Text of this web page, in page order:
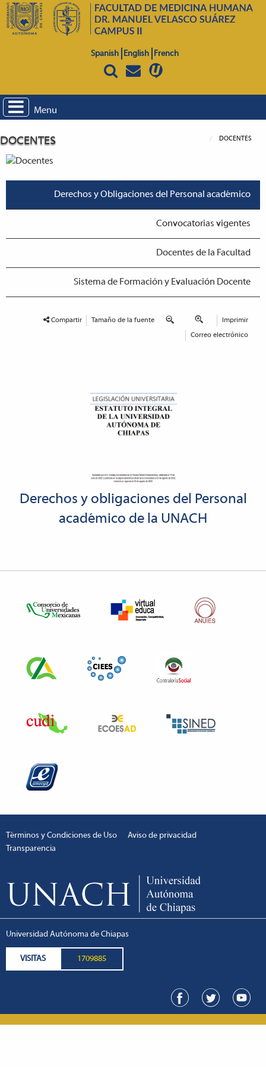
Spanish English French
Menu
DOCENTES
DOCENTES
Derechos y Obligaciones del Personal académico
Convocatorias vigentes
Docentes de la Facultad
Sistema de Formación y Evaluación Docente
Compartir Tamaño de la fuente Imprimir
Correo electrónico
Derechos y obligaciones del Personal
académico de la UNACH
Términos y Condiciones de Uso
Aviso de privacidad
Transparencia
Universidad Autónoma de Chiapas
VISITAS 1709885